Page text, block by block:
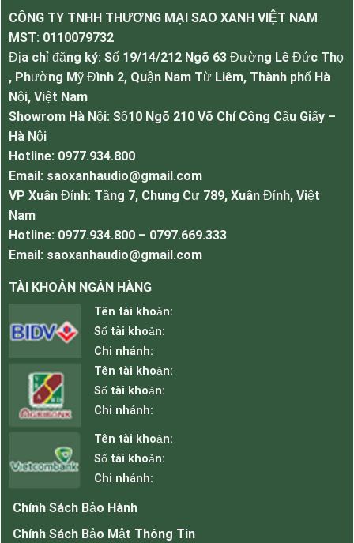
3493/12.
LBC 3493/12với thiết kế vành loa bằng chất liệu
thép cao cấp sơn trắng tĩnh điện chống gỉ,
chống nước tuyệt đối, củ loa bằng thép cứng
cáp, mang đến độ ổn định tuyệt đối khi sử dụng
lâu dài ngoài trời.
Loa trở kháng cao 70-100v, có tích hợp củ biến
áp ổn định công suất, có thể đi dây dài hiệu quả
mà không bị hao tổn công suất và giảm chất
lượng âm thanh
Âm thanh rõ ràng chân thực với độ phủ âm lên
đến hàng km, càng xa âm thanh càng rõ nét,
đảm bảo bạn có thể yên tâm khi dùng ở những
không gian rộng hiệu quả.
trung tâm thương mại, toà nhà chung cư, nhà
xưởng, nhà máy, khu công viện công cộng ngoài
Thông số kỹ thuật của Loa Nén Bosch LBC
3493/12.
Impedance: 100V
Dải tần số: 380Hz – 5.kHz
Tappings: 30/15 / 7.5Watts
Sound áp mức (1w / 1m): 111dB
IP giá: IP65
CÔNG TY TNHH THƯƠNG MẠI SAO XANH VIỆT NAM
MST: 0110079732
Địa chỉ đăng ký: Số 19/14/212 Ngõ 63 Đường Lê Đức Thọ
, Phường Mỹ Đình 2, Quận Nam Từ Liêm, Thành phố Hà
Nội, Việt Nam
Showrom Hà Nội: Số10 Ngõ 210 Võ Chí Công Cầu Giấy –
Hà Nội
Hotline: 0977.934.800
Email: saoxanhaudio@gmail.com
VP Xuân Đỉnh: Tầng 7, Chung Cư 789, Xuân Đỉnh, Việt
Nam
Hotline: 0977.934.800 – 0797.669.333
Email: saoxanhaudio@gmail.com
TÀI KHOẢN NGÂN HÀNG
Tên tài khoản:
Số tài khoản:
Chi nhánh:
Tên tài khoản:
Số tài khoản:
Chi nhánh:
Tên tài khoản:
Số tài khoản:
Chi nhánh:
Chính Sách Bảo Hành
Chính Sách Bảo Mật Thông Tin